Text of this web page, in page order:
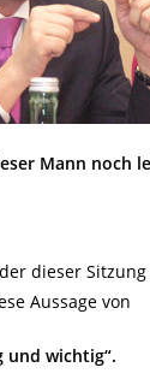
Mann noch
dieser
Aussage von
und wichtig“.